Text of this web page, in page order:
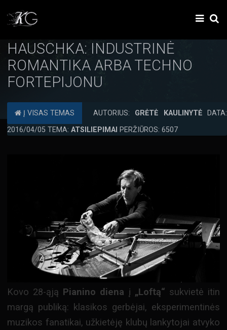
HAUSCHKA: INDUSTRINĖ
ROMANTIKA ARBA TECHNO
FORTEPIJONU
Į VISAS TEMAS AUTORIUS: GRĖTĖ KAULINYTĖDATA:
2016/04/05 TEMA: ATSILIEPIMAI PERŽIŪROS: 6507
Kovo 28-ąją Pianino diena į „Loftą“ sukvietė itin
margą publiką: klasikos gerbėjai, eksperimentinės
muzikos fanatikai, užkietėję klubų lankytojai atvyko